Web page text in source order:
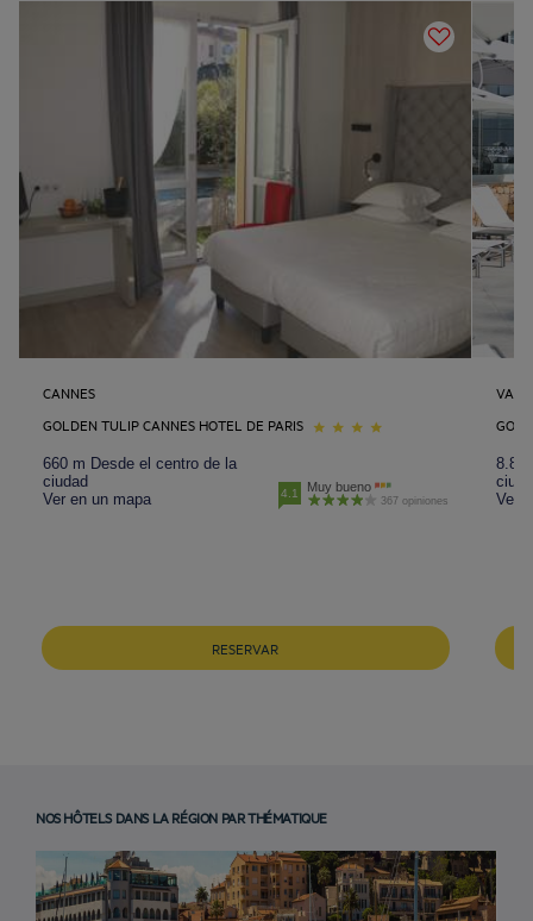
CANNES
GOLDEN TULIP CANNES HOTEL DE PARIS
660 m Desde el centro de la
ciudad
Ver en un mapa
4.1 Muy bueno
367 opiniones
RESERVAR
8.8
Ver
NOS HÔTELS DANS LA RÉGION PAR THÉMATIQUE